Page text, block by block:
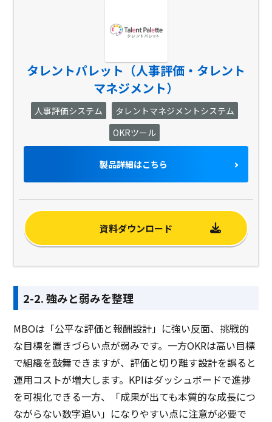
タレントパレット（人事評価・タレント
マネジメント）
人事評価システム
タレントマネジメントシステム
OKRツール
製品詳細はこちら
資料ダウンロード
2-2. 強みと弱みを整理
MBOは「公平な評価と報酬設計」に強い反面、挑戦的
な目標を置きづらい点が弱みです。一方OKRは高い目標
で組織を鼓舞できますが、評価と切り離す設計を誤ると
運用コストが増大します。KPIはダッシュボードで進捗
を可視化できる一方、「成果が出ても本質的な成長につ
ながらない数字追い」になりやすい点に注意が必要で